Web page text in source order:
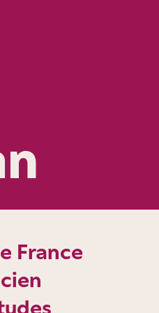
France